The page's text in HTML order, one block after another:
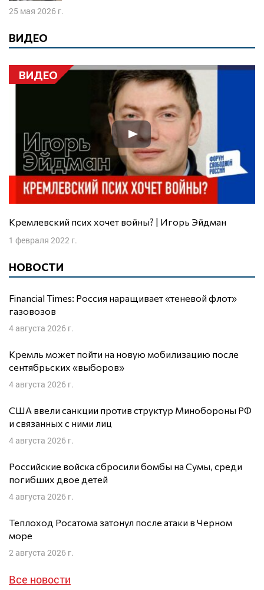
25 мая 2026 г.
ВИДЕО
ВИДЕО
Кремлевский псих хочет войны? | Игорь Эйдман
1 февраля 2022 г.
НОВОСТИ
Financial Times: Россия наращивает «теневой флот»
газовозов
4 августа 2026 г.
Кремль может пойти на новую мобилизацию после
сентябрьских «выборов»
4 августа 2026 г.
США ввели санкции против структур Минобороны РФ
и связанных с ними лиц
4 августа 2026 г.
Российские войска сбросили бомбы на Сумы, среди
погибших двое детей
4 августа 2026 г.
Теплоход Росатома затонул после атаки в Черном
море
2 августа 2026 г.
Все новости